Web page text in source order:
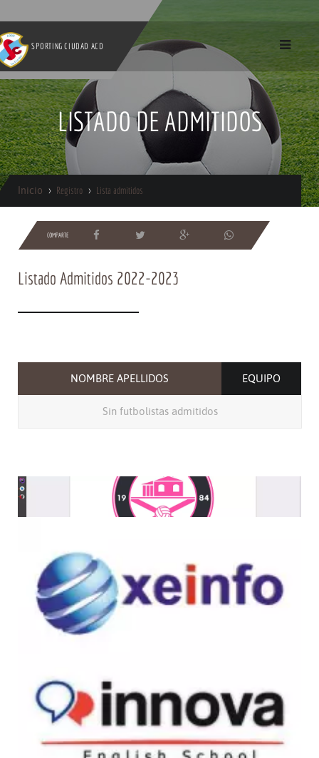
SPORTING CIUDAD ACD
LISTADO DE ADMITIDOS
Inicio Registro Lista admitidos
COMPARTE
Listado Admitidos 2022-2023
NOMBRE APELLIDOS EQUIPO
Sin futbolistas admitidos